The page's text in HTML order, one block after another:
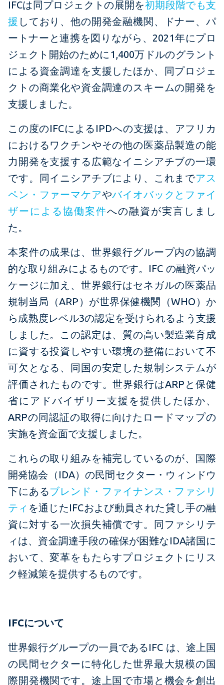
IFCは同プロジェクトの展開を初期段階でも支
援 しており、他の開発金融機関、ドナー、パ
ートナーと連携を図りながら、2021年にプロ
ジェクト開始のために1,400万ドルのグラント
による資金調達を支援したほか、同プロジェ
クトの商業化や資金調達のスキームの開発を
支援しました。
この度のIFCによるIPDへの支援は、アフリカ
におけるワクチンやその他の医薬品製造の能
力開発を支援する広範なイニシアチブの一環
です。同イニシアチブにより、これまでアス
ペン・ファーマケアやバイオバックとファイ
ザーによる協働案件への融資が実言しまし
た。
本案件の成果は、世界銀行グループ内の協調
的な取り組みによるものです。IFC の融資パッ
ケージに加え、世界銀行はセネガルの医薬品
規制当局（ARP）が世界保健機関（WHO）か
ら成熟度レベル3の認定を受けられるよう支援
しました。この認定は、質の高い製造業育成
に資する投資しやすい環境の整備において不
可欠となる、同国の安定した規制システムが
評価されたものです。世界銀行はARPと保健
省にアドバイザリー支援を提供したほか、
ARPの同認証の取得に向けたロードマップの
実施を資金面で支援しました。
これらの取り組みを補完しているのが、国際
開発協会（IDA）の民間セクター・ウィンドウ
下にあるブレンド・ファイナンス・ファシリ
ティ を通じたIFCおよび動員された貸し手の融
資に対する一次損失補償です。同ファシリテ
ィは、資金調達手段の確保が困難なIDA諸国に
おいて、変革をもたらすプロジェクトにリス
ク軽減策を提供するものです。
IFCについて
世界銀行グループの一員であるIFC は、途上国
の民間セクターに特化した世界最大規模の国
際開発機関です。途上国で市場と機会を創出